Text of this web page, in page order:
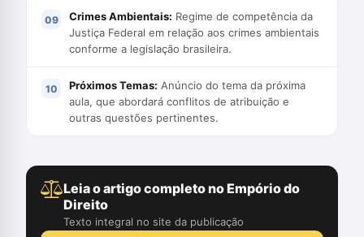
Crimes Ambientais: Regime de competência da
Justiça Federal em relação aos crimes ambientais
conforme a legislação brasileira.
Próximos Temas: Anúncio do tema da próxima
aula, que abordará conflitos de atribuição e
outras questões pertinentes.
Leia o artigo completo no Empório do
Direito
Texto integral no site da publicação